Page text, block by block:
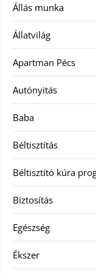
Állás munka
Állatvilág
Apartman Pécs
Autónyitás
Baba
Béltisztítás
Béltisztító kúra
Biztosítás
Egészség
Ékszer